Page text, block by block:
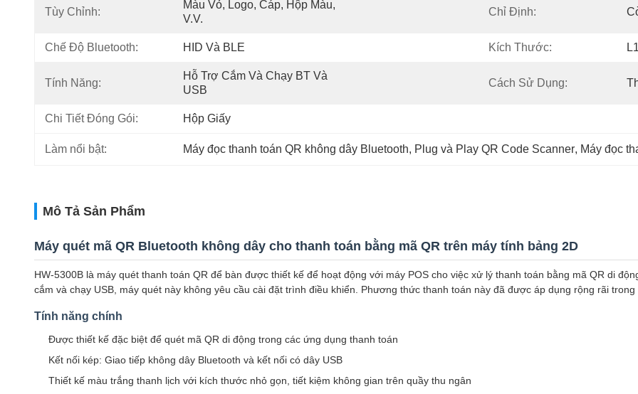
Tùy Chỉnh:
Màu Vỏ, Logo, Cáp, Hộp Màu,
V.v.
Chỉ Định:
Chế Độ Bluetooth: HID Và BLE Kích Thước:
Tính Năng:
Hỗ Trợ Cắm Và Chạy BT Và
USB
Cách Sử Dụng:
Chi Tiết Đóng Gói: Hộp Giấy
Làm nổi bật: Máy đọc thanh toán QR không dây Bluetooth, Plug và Play QR Code Scanner, Máy đọc
Mô Tả Sản Phẩm
Máy quét mã QR Bluetooth không dây cho thanh toán bằng mã QR trên máy tính bảng 2D
HW-5300B là máy quét thanh toán QR để bàn được thiết kế để hoạt động với máy POS cho việc xử lý thanh toán bằng mã QR di
cắm và chạy USB, máy quét này không yêu cầu cài đặt trình điều khiển. Phương thức thanh toán này đã được áp dụng rộng rãi
Tính năng chính
Được thiết kế đặc biệt để quét mã QR di động trong các ứng dụng thanh toán
Kết nối kép: Giao tiếp không dây Bluetooth và kết nối có dây USB
Thiết kế màu trắng thanh lịch với kích thước nhỏ gọn, tiết kiệm không gian trên quầy thu ngân